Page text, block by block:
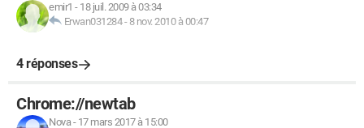
emir1 - 18 juil. 2009 à 03:34
Erwan031284- 8 nov. 2010 à 00:47
4 réponses
Chrome://newtab
Nova- 17 mars 2017 à 15:00